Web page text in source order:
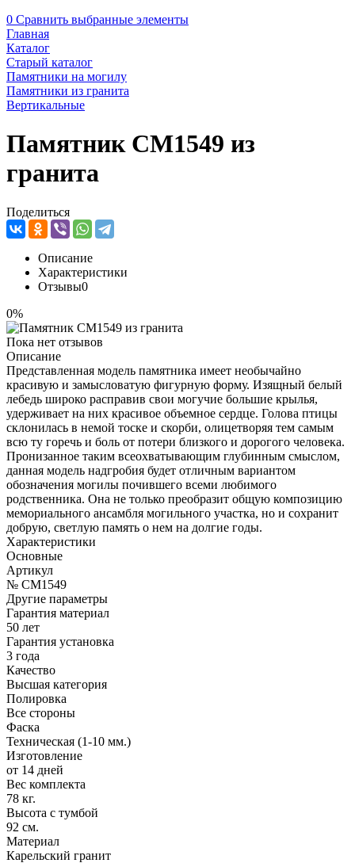
0 Сравнить выбранные элементы
Главная
Каталог
Старый каталог
Памятники на могилу
Памятники из гранита
Вертикальные
Памятник CM1549 из
гранита
Поделиться
Описание
Характеристики
Отзывы0
0%
Пока нет отзывов
Описание
Представленная модель памятника имеет необычайно
красивую и замысловатую фигурную форму. Изящный белый
лебедь широко расправив свои могучие большие крылья,
удерживает на них красивое объемное сердце. Голова птицы
склонилась в немой тоске и скорби, олицетворяя тем самым
всю ту горечь и боль от потери близкого и дорогого человека.
Пронизанное таким всеохватывающим глубинным смыслом,
данная модель надгробия будет отличным вариантом
обозначения могилы почившего всеми любимого
родственника. Она не только преобразит общую композицию
мемориального ансамбля могильного участка, но и сохранит
добрую, светлую память о нем на долгие годы.
Характеристики
Основные
Артикул
№ CM1549
Другие параметры
Гарантия материал
50 лет
Гарантия установка
3 года
Качество
Высшая категория
Полировка
Все стороны
Фаска
Техническая (1-10 мм.)
Изготовление
от 14 дней
Вес комплекта
78 кг.
Высота с тумбой
92 см.
Материал
Карельский гранит